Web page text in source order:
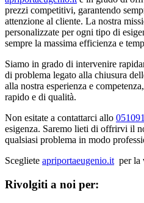
prezzi competitivi, garantendo
attenzione al cliente. La nostra
personalizzate per ogni tipo di
sempre la massima efficienza e
Siamo in grado di intervenire
di problema legato alla chiusura
alla nostra esperienza e
rapido e di qualità.
Non esitate a contattarci allo
esigenza. Saremo lieti di offrirvi il
qualsiasi problema in modo
Scegliete apriportaeugenio.it per la
Rivolgiti a noi per: